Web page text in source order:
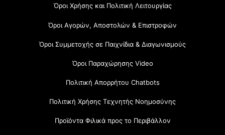
Όροι Χρήσης και Πολιτική Λειτουργίας
Όροι Αγορών, Αποστολών & Επιστροφών
Όροι Συμμετοχής σε Παιχνίδια & Διαγωνισμούς
Όροι Παραχώρησης Video
Πολιτική Απορρήτου Chatbots
Πολιτική Χρήσης Τεχνητής Νοημοσύνης
Προϊόντα Φιλικά προς το Περιβάλλον